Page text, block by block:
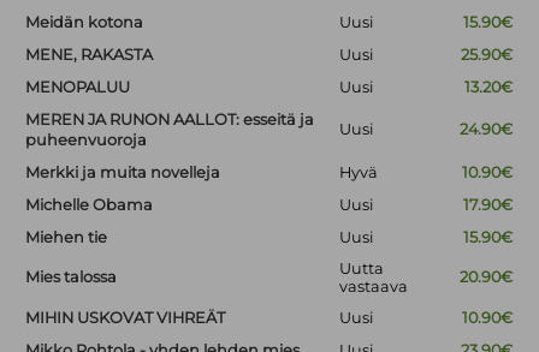
Meidän kotona
Uusi
15.90€
MENE, RAKASTA
Uusi
25.90€
MENOPALUU
Uusi
13.20€
MEREN JA RUNON AALLOT: esseitä ja
puheenvuoroja
Uusi 24.90€
Merkki ja muita novelleja Hyvä
10.90€
Michelle Obama
Uusi
17.90€
Miehen tie
Uusi 15.90€
Mies talossa
Uutta
vastaava
20.90€
MIHIN USKOVAT VIHREÄT Uusi
10.90€